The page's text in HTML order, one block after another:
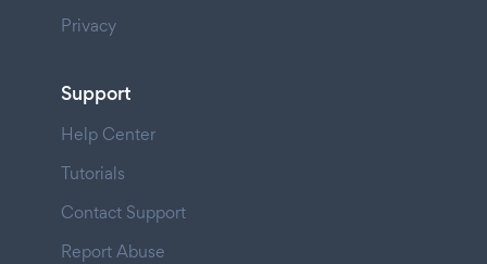
Privacy
Support
Help Center
Tutorials
Contact Support
Report Abuse